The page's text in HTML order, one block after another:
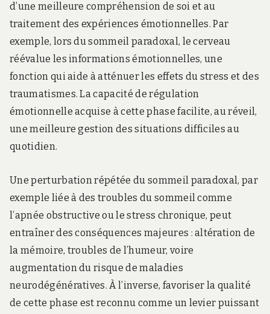
d’une meilleure compréhension de soi et au
traitement des expériences émotionnelles. Par
exemple, lors du sommeil paradoxal, le cerveau
réévalue les informations émotionnelles, une
fonction qui aide à atténuer les effets du stress et des
traumatismes. La capacité de régulation
émotionnelle acquise à cette phase facilite, au réveil,
une meilleure gestion des situations difficiles au
quotidien.
Une perturbation répétée du sommeil paradoxal, par
exemple liée à des troubles du sommeil comme
l’apnée obstructive ou le stress chronique, peut
entraîner des conséquences majeures : altération de
la mémoire, troubles de l’humeur, voire
augmentation du risque de maladies
neurodégénératives. À l’inverse, favoriser la qualité
de cette phase est reconnu comme un levier puissant